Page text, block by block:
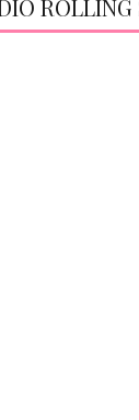
ROLLING